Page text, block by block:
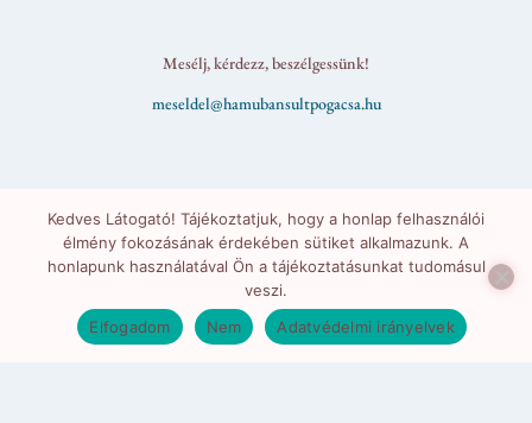
Mesélj, kérdezz, beszélgessünk!
meseldel@hamubansultpogacsa.hu
Kedves Látogató! Tájékoztatjuk, hogy a honlap felhasználói
élmény fokozásának érdekében sütiket alkalmazunk. A
honlapunk használatával Ön a tájékoztatásunkat tudomásul
veszi.
Elfogadom
Nem Adatvédelmi irányelvek